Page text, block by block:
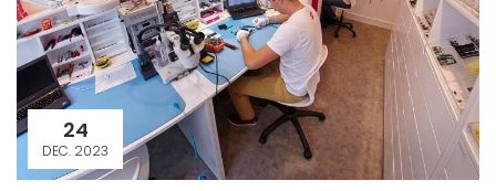
24
DEC. 2023